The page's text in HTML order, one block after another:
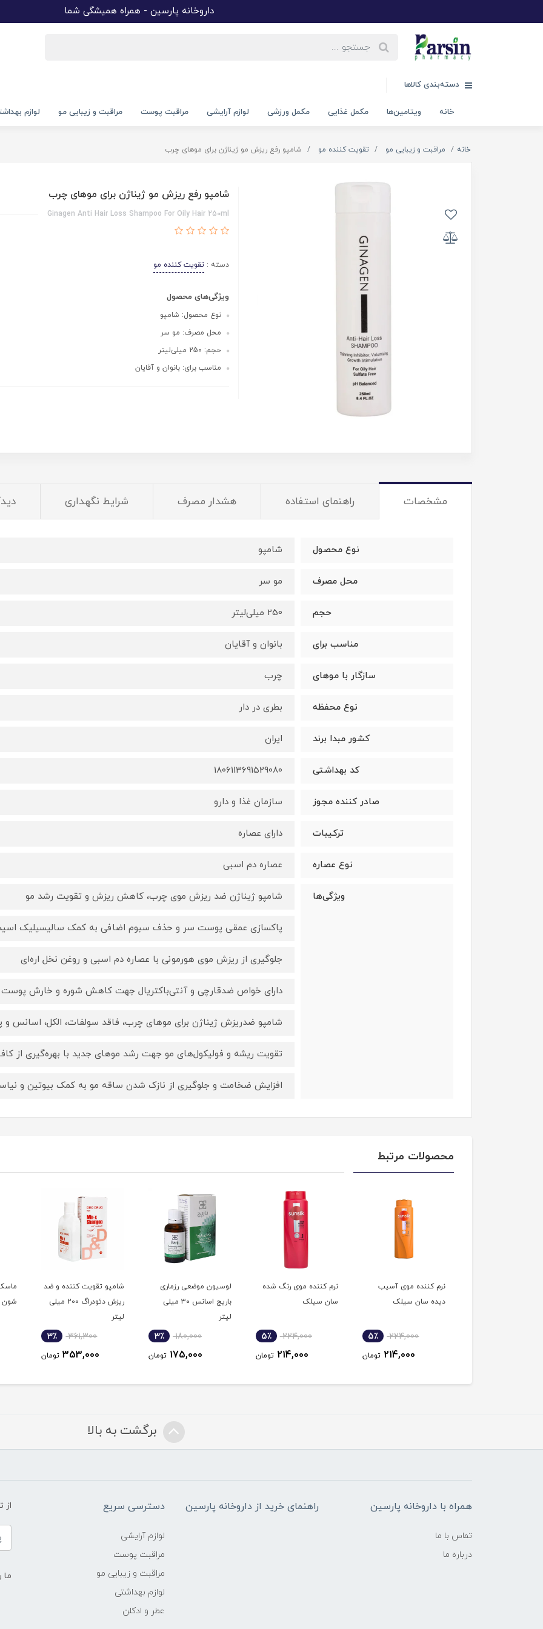
داروخانه پارسین - همراه همیشگی شما
دسته‌بندی کالاها
خانه ویتامین‌ها مکمل غذایی مکمل ورزشی لوازم آرایشی مراقبت پوست مراقبت و زیبایی مو لوازم
خانه مراقبت و زیبایی مو تقویت کننده مو شامپو رفع ریزش مو ژیناژن برای موهای چرب
شامپو رفع ریزش مو ژیناژن برای موهای چرب
Ginagen Anti Hair Loss Shampoo For Oily Hair 250ml
دسته :تقویت کننده مو
ویژگی‌های محصول
نوع محصول: شامپو
محل مصرف: مو سر
حجم: 250 میلی‌لیتر
مناسب برای: بانوان و آقایان
مشخصات راهنمای استفاده هشدار مصرف شرایط نگهداری
نوع محصول شامپو
محل مصرف مو سر
حجم 250 میلی‌لیتر
مناسب برای بانوان و آقایان
سازگار با موهای چرب
نوع محفظه بطری در دار
کشور مبدا برند ایران
کد بهداشتی 1806113691529080
صادر کننده مجوز سازمان غذا و دارو
ترکیبات دارای عصاره
نوع عصاره عصاره دم اسبی
ویژگی‌ها شامپو ژیناژن ضد ریزش موی چرب، کاهش ریزش و تقویت رشد مو
پاکسازی عمقی پوست سر و حذف سبوم اضافی به کمک سالیسیلیک
جلوگیری از ریزش موی هورمونی با عصاره دم اسبی و روغن نخل اره‌ای
دارای خواص ضدقارچی و آنتی‌باکتریال جهت کاهش شوره و خارش
شامپو ضدریزش ژیناژن برای موهای چرب، فاقد سولفات، الکل، اسانس و
تقویت ریشه و فولیکول‌های مو جهت رشد موهای جدید با بهره‌گیری از
افزایش ضخامت و جلوگیری از نازک شدن ساقه مو به کمک بیوتین و
محصولات مرتبط
نرم کننده موی آسیب
دیده سان سیلک
224,000 5٪
214,000 تومان
نرم کننده موی رنگ شده
سان سیلک
224,000 5٪
214,000 تومان
لوسیون موضعی رزماری
باریج اسانس ۳۰ میلی
لیتر
180,000 3٪
175,000 تومان
شامپو تقویت کننده و ضد
ریزش دئودراگ 200 میلی
لیتر
361,300 3٪
353,000 تومان
شون
برگشت به بالا
همراه با داروخانه پارسین
تماس با ما
درباره ما
راهنمای خرید از داروخانه پارسین دسترسی سریع
لوازم آرایشی
مراقبت پوست
مراقبت و زیبایی مو
لوازم بهداشتی
عطر و ادکلن
از
ما